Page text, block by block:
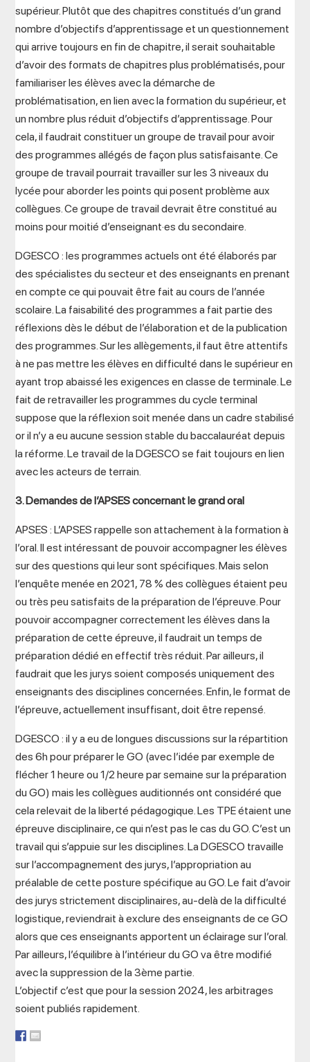
supérieur. Plutôt que des chapitres constitués d’un grand
nombre d’objectifs d’apprentissage et un questionnement
qui arrive toujours en fin de chapitre, il serait souhaitable
d’avoir des formats de chapitres plus problématisés, pour
familiariser les élèves avec la démarche de
problématisation, en lien avec la formation du supérieur, et
un nombre plus réduit d’objectifs d’apprentissage. Pour
cela, il faudrait constituer un groupe de travail pour avoir
des programmes allégés de façon plus satisfaisante. Ce
groupe de travail pourrait travailler sur les 3 niveaux du
lycée pour aborder les points qui posent problème aux
collègues. Ce groupe de travail devrait être constitué au
moins pour moitié d’enseignant·es du secondaire.
DGESCO : les programmes actuels ont été élaborés par
des spécialistes du secteur et des enseignants en prenant
en compte ce qui pouvait être fait au cours de l’année
scolaire. La faisabilité des programmes a fait partie des
réflexions dès le début de l’élaboration et de la publication
des programmes. Sur les allègements, il faut être attentifs
à ne pas mettre les élèves en difficulté dans le supérieur en
ayant trop abaissé les exigences en classe de terminale. Le
fait de retravailler les programmes du cycle terminal
suppose que la réflexion soit menée dans un cadre stabilisé
or il n’y a eu aucune session stable du baccalauréat depuis
la réforme. Le travail de la DGESCO se fait toujours en lien
avec les acteurs de terrain.
3. Demandes de l’APSES concernant le grand oral
APSES : L’APSES rappelle son attachement à la formation à
l’oral. Il est intéressant de pouvoir accompagner les élèves
sur des questions qui leur sont spécifiques. Mais selon
l’enquête menée en 2021, 78 % des collègues étaient peu
ou très peu satisfaits de la préparation de l’épreuve. Pour
pouvoir accompagner correctement les élèves dans la
préparation de cette épreuve, il faudrait un temps de
préparation dédié en effectif très réduit. Par ailleurs, il
faudrait que les jurys soient composés uniquement des
enseignants des disciplines concernées. Enfin, le format de
l’épreuve, actuellement insuffisant, doit être repensé.
DGESCO : il y a eu de longues discussions sur la répartition
des 6h pour préparer le GO (avec l’idée par exemple de
flécher 1 heure ou 1/2 heure par semaine sur la préparation
du GO) mais les collègues auditionnés ont considéré que
cela relevait de la liberté pédagogique. Les TPE étaient une
épreuve disciplinaire, ce qui n’est pas le cas du GO. C’est un
travail qui s’appuie sur les disciplines. La DGESCO travaille
sur l’accompagnement des jurys, l’appropriation au
préalable de cette posture spécifique au GO. Le fait d’avoir
des jurys strictement disciplinaires, au-delà de la difficulté
logistique, reviendrait à exclure des enseignants de ce GO
alors que ces enseignants apportent un éclairage sur l’oral.
Par ailleurs, l’équilibre à l’intérieur du GO va être modifié
avec la suppression de la 3ème partie.
L’objectif c’est que pour la session 2024, les arbitrages
soient publiés rapidement.